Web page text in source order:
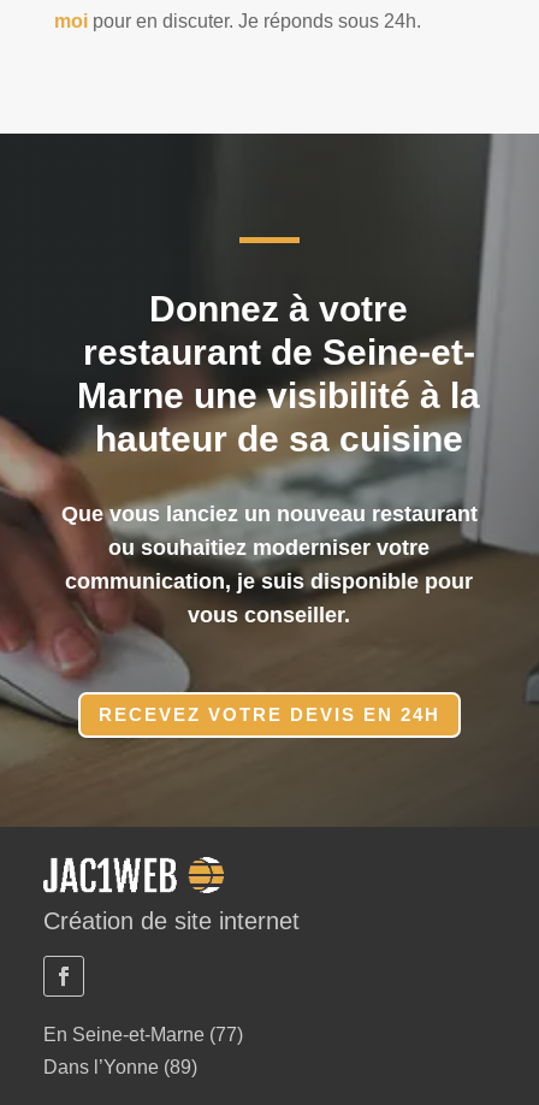
moipour en discuter. Je réponds sous 24h.
Donnez à votre
restaurant de Seine-et-
Marne une visibilité à la
hauteur de sa cuisine
Que vous lanciez un nouveau restaurant
ou souhaitiez moderniser votre
communication, je suis disponible pour
vous conseiller.
RECEVEZ VOTRE DEVIS EN 24H
Création de site internet
En Seine-et-Marne (77)
Dans l’Yonne (89)